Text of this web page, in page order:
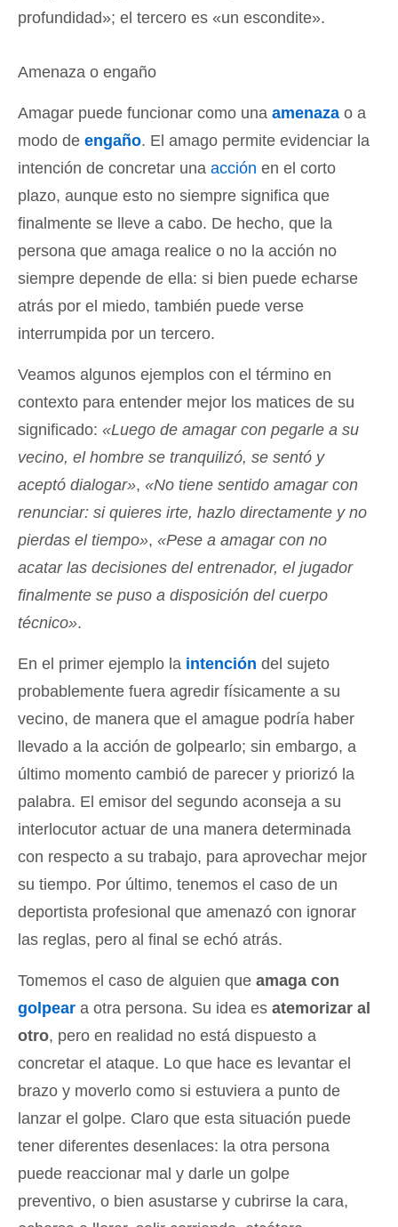
profundidad»; el tercero es «un escondite».
Amenaza o engaño
Amagar puede funcionar como una amenaza o a
modo de engaño. El amago permite evidenciar la
intención de concretar una acción en el corto
plazo, aunque esto no siempre significa que
finalmente se lleve a cabo. De hecho, que la
persona que amaga realice o no la acción no
siempre depende de ella: si bien puede echarse
atrás por el miedo, también puede verse
interrumpida por un tercero.
Veamos algunos ejemplos con el término en
contexto para entender mejor los matices de su
significado: «Luego de amagar con pegarle a su
vecino, el hombre se tranquilizó, se sentó y
aceptó dialogar», «No tiene sentido amagar con
renunciar: si quieres irte, hazlo directamente y no
pierdas el tiempo», «Pese a amagar con no
acatar las decisiones del entrenador, el jugador
finalmente se puso a disposición del cuerpo
técnico».
En el primer ejemplo la intención del sujeto
probablemente fuera agredir físicamente a su
vecino, de manera que el amague podría haber
llevado a la acción de golpearlo; sin embargo, a
último momento cambió de parecer y priorizó la
palabra. El emisor del segundo aconseja a su
interlocutor actuar de una manera determinada
con respecto a su trabajo, para aprovechar mejor
su tiempo. Por último, tenemos el caso de un
deportista profesional que amenazó con ignorar
las reglas, pero al final se echó atrás.
Tomemos el caso de alguien que amaga con
golpear a otra persona. Su idea es atemorizar al
otro, pero en realidad no está dispuesto a
concretar el ataque. Lo que hace es levantar el
brazo y moverlo como si estuviera a punto de
lanzar el golpe. Claro que esta situación puede
tener diferentes desenlaces: la otra persona
puede reaccionar mal y darle un golpe
preventivo, o bien asustarse y cubrirse la cara,